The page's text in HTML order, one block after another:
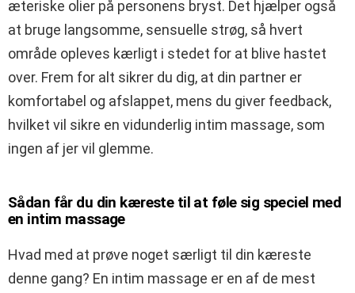
æteriske olier på personens bryst. Det hjælper også
at bruge langsomme, sensuelle strøg, så hvert
område opleves kærligt i stedet for at blive hastet
over. Frem for alt sikrer du dig, at din partner er
komfortabel og afslappet, mens du giver feedback,
hvilket vil sikre en vidunderlig intim massage, som
ingen af jer vil glemme.
Sådan får du din kæreste til at føle sig speciel med
en intim massage
Hvad med at prøve noget særligt til din kæreste
denne gang? En intim massage er en af de mest